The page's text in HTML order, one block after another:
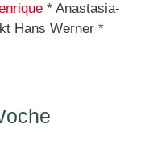
* Anastasia-
Hans Werner *